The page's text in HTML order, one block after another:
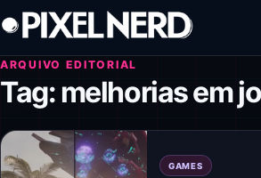
Pular para o conteúdo
ARQUIVO EDITORIAL
Tag: melhorias em
GAMES